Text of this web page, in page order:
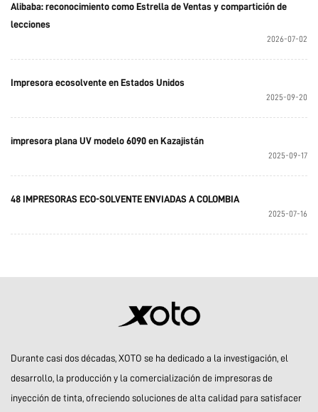
Alibaba: reconocimiento como Estrella de Ventas y compartición de
lecciones
2026-07-02
Impresora ecosolvente en Estados Unidos
2025-09-20
impresora plana UV modelo 6090 en Kazajistán
2025-09-17
48 IMPRESORAS ECO-SOLVENTE ENVIADAS A COLOMBIA
2025-07-16
Durante casi dos décadas, XOTO se ha dedicado a la investigación, el
desarrollo, la producción y la comercialización de impresoras de
inyección de tinta, ofreciendo soluciones de alta calidad para satisfacer